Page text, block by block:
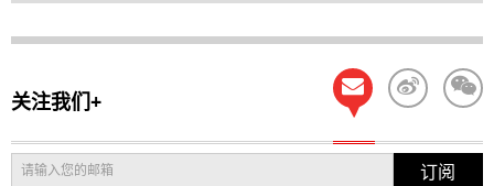
关注我们+
订阅